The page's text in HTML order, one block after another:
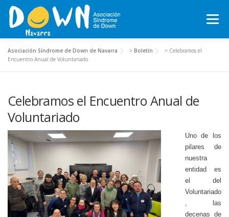
Saltar
contenido
Menú
INICIO CONÓCENOS
QUÉ HACEMOS MOTXILA21 VOLUNTARIADO
ACTUALIDAD TRABAJA EN LA ASOCIACIÓN
TEJIENDO REDES, RED NAVARRA DE EMPRESAS INCLUSIVAS
COLABORA ACTIVIDADES 2026-2027
Asociación Síndrome de Down de Navarra > Boletín > Celebramos el
Encuentro Anual de Voluntariado
Celebramos el Encuentro Anual de
Voluntariado
Uno de los
pilares de
nuestra
entidad es
el del
Voluntariado
, las
decenas de